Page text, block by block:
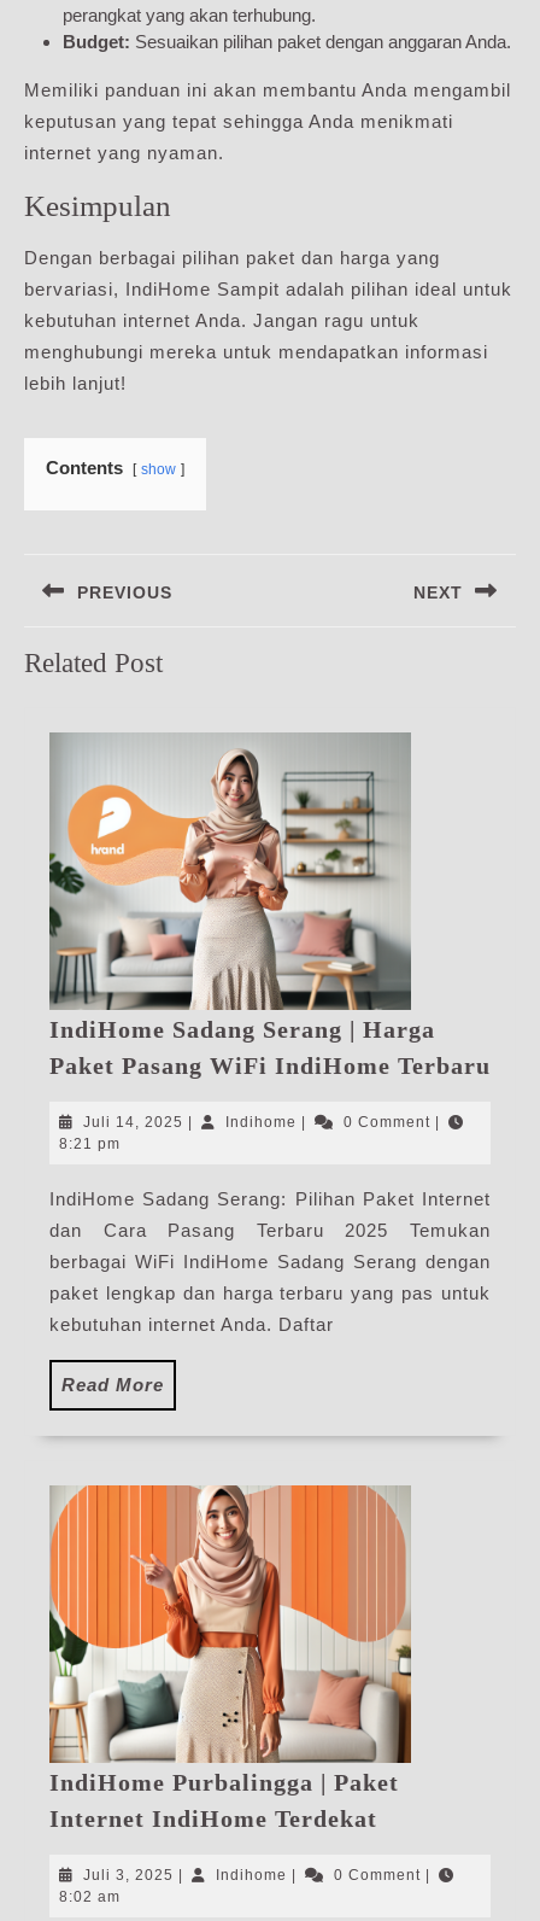
perangkat yang akan terhubung.
Budget: Sesuaikan pilihan paket dengan anggaran Anda.
Memiliki panduan ini akan membantu Anda mengambil
keputusan yang tepat sehingga Anda menikmati
internet yang nyaman.
Kesimpulan
Dengan berbagai pilihan paket dan harga yang
bervariasi, IndiHome Sampit adalah pilihan ideal untuk
kebutuhan internet Anda. Jangan ragu untuk
menghubungi mereka untuk mendapatkan informasi
lebih lanjut!
Contents show
pos
PREVIOUS
post:
NEXT
Related Post
IndiHome Sadang Serang | Harga
Paket Pasang WiFi IndiHome Terbaru
Juli 14, 2025 Juli
Indihome Indihome0 Comment
8:21 pm
IndiHome Sadang Serang: Pilihan Paket Internet
dan Cara Pasang Terbaru 2025 Temukan
berbagai WiFi IndiHome Sadang Serang dengan
paket lengkap dan harga terbaru yang pas untuk
kebutuhan internet Anda. Daftar
Read More
More
IndiHome Purbalingga | Paket
Internet IndiHome Terdekat
|
Juli 3, 2025 Juli
Indihome Indihome0 Comment
8:02 am